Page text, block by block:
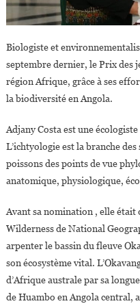
Biologiste et
septembre dernier, le Prix des
région Afrique, grâce à ses
la biodiversité en Angola.
Adjany Costa est une
L’ichtyologie est la branche
poissons des points de vue
anatomique, physiologique,
Avant sa nomination , elle
Wilderness de National
arpenter le bassin du fleuve
son écosystème vital.
d’Afrique australe par sa
de Huambo en Angola central,